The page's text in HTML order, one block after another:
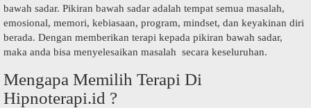
bawah sadar. Pikiran bawah sadar adalah tempat semua masalah,
emosional, memori, kebiasaan, program, mindset, dan keyakinan diri
berada. Dengan memberikan terapi kepada pikiran bawah sadar,
maka anda bisa menyelesaikan masalah secara keseluruhan.
Mengapa Memilih Terapi Di
Hipnoterapi.id ?